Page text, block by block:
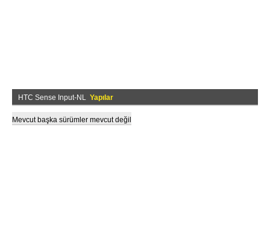
HTC Sense Input-NL Yapılar
Mevcut başka sürümler mevcut değil